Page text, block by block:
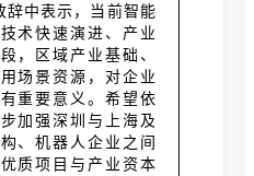
辞中表示，当前智能
术快速演进、产业
，区域产业基础、
场景资源，对企业
重要意义。希望依
加强深圳与上海及
、机器人企业之间
质项目与产业资本